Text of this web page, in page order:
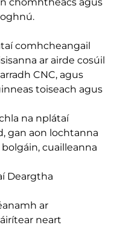
chomhthéacs agus
comhcheangail
ar airde cosúil
CNC, agus
toiseach agus
na nplátaí
gan aon lochtanna
cuailleanna
Deargtha
ar
neart